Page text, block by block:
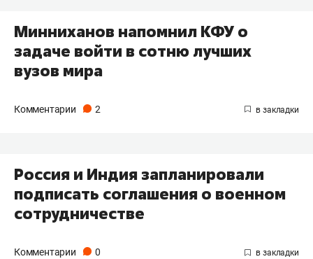
Минниханов напомнил КФУ о
задаче войти в сотню лучших
вузов мира
Комментарии 2
Россия и Индия запланировали
подписать соглашения о военном
сотрудничестве
Комментарии 0